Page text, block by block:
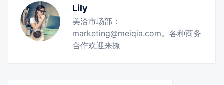
Lily
美洽市场部：
marketing@meiqia.com。各种商务
合作欢迎来撩